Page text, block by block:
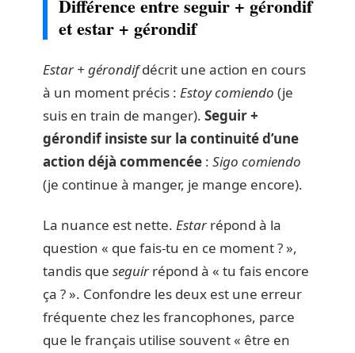
Différence entre seguir + gérondif
et estar + gérondif
Estar + gérondifdécrit une action en cours
à un moment précis : Estoy comiendo (je
suis en train de manger). Seguir +
gérondif insiste sur la continuité d’une
action déjà commencée : Sigo comiendo
(je continue à manger, je mange encore).
La nuance est nette. Estarrépond à la
question « que fais-tu en ce moment ? »,
tandis que seguirrépond à « tu fais encore
ça ? ». Confondre les deux est une erreur
fréquente chez les francophones, parce
que le français utilise souvent « être en